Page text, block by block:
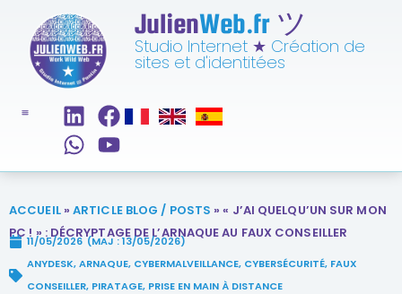
JulienWeb.fr ツ
Studio Internet ★ Création de
sites et d'identitées
ACCUEIL»ARTICLE BLOG / POSTS »« J’AI QUELQU’UN SUR MON
PC ! » : DÉCRYPTAGE DE L’ARNAQUE AU FAUX CONSEILLER
11/05/2026 (MAJ : 13/05/2026)
ANYDESK,ARNAQUE, CYBERMALVEILLANCE, CYBERSÉCURITÉ, FAUX
CONSEILLER, PIRATAGE, PRISE EN MAIN À DISTANCE